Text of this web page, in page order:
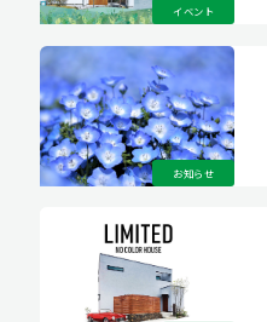
イベント
お知らせ